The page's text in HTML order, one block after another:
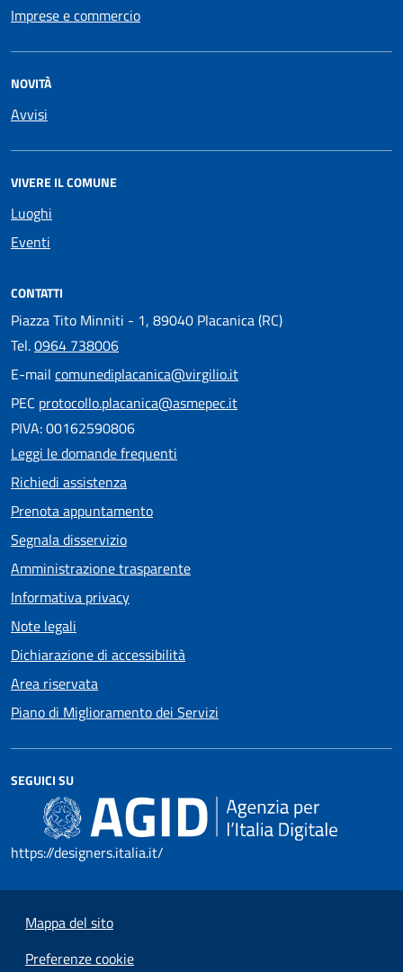
Imprese e commercio
NOVITÀ
Avvisi
VIVERE IL COMUNE
Luoghi
Eventi
CONTATTI
Piazza Tito Minniti - 1, 89040 Placanica (RC)
Tel.0964 738006
E-mail comunediplacanica@virgilio.it
PEC protocollo.placanica@asmepec.it
PIVA: 00162590806
Leggi le domande frequenti
Richiedi assistenza
Prenota appuntamento
Segnala disservizio
Amministrazione trasparente
Informativa privacy
Note legali
Dichiarazione di accessibilità
Area riservata
Piano di Miglioramento dei Servizi
SEGUICI SU
https://designers.italia.it/
Mappa del sito
Preferenze cookie